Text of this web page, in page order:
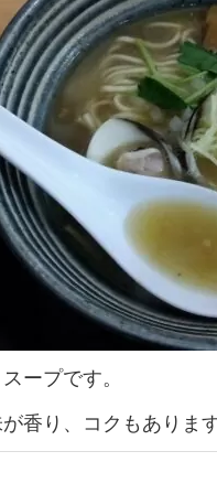
ープです。
香り、コクもありま